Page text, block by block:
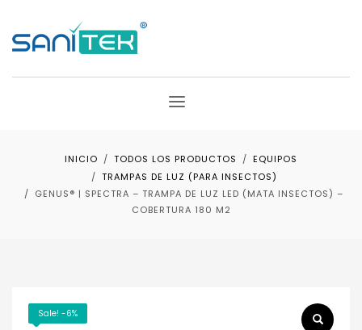
INICIO TODOS LOS PRODUCTOS
EQUIPOS
TRAMPAS DE LUZ (PARA INSECTOS)
GENUS® | SPECTRA – TRAMPA DE LUZ LED (MATA INSECTOS) –
COBERTURA 180 M2
Sale! -6%